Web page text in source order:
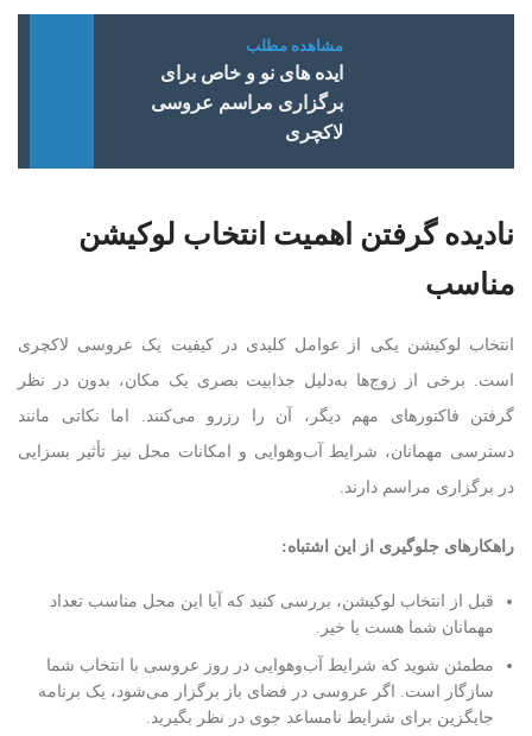
ایده های نو و خاص برای
برگزاری مراسم عروسی
لاکچری
نادیده گرفتن اهمیت انتخاب لوکیشن
مناسب
انتخاب لوکیشن یکی از عوامل کلیدی در کیفیت یک عروسی لاکچری
است. برخی از زوج‌ها به‌دلیل جذابیت بصری یک مکان، بدون در نظر
گرفتن فاکتورهای مهم دیگر، آن را رزرو می‌کنند. اما نکاتی مانند
دسترسی مهمانان، شرایط آب‌وهوایی و امکانات محل نیز تأثیر بسزایی
در برگزاری مراسم دارند.
راهکارهای جلوگیری از این اشتباه:
قبل از انتخاب لوکیشن، بررسی کنید که آیا این محل مناسب تعداد
مهمانان شما هست یا خیر.
مطمئن شوید که شرایط آب‌وهوایی در روز عروسی با انتخاب شما
سازگار است. اگر عروسی در فضای باز برگزار می‌شود، یک برنامه
جایگزین برای شرایط نامساعد جوی در نظر بگیرید.